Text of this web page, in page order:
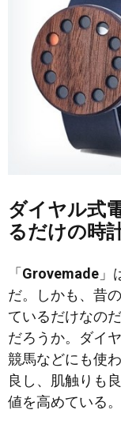
ダイヤル式
るだけの時
「Grovemade 」
だ。しかも、昔
ているだけなの
だろうか。ダイ
競馬などにも使
良し、肌触りも
値を高めている。